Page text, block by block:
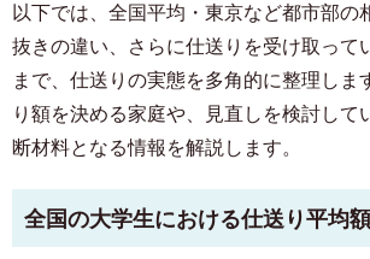
以下では、全国平均・東京など都市部の
抜きの違い、さらに仕送りを受け取って
まで、仕送りの実態を多角的に整理しま
り額を決める家庭や、見直しを検討して
断材料となる情報を解説します。
全国の大学生における仕送り平均額